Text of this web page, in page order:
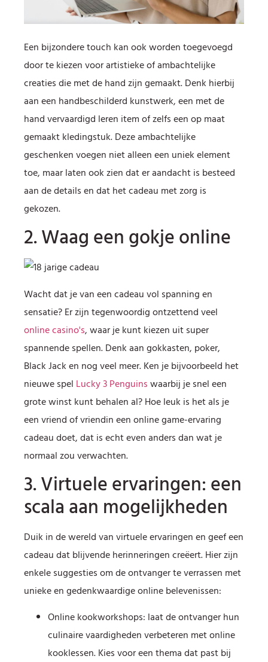
Een bijzondere touch kan ook worden toegevoegd
door te kiezen voor artistieke of ambachtelijke
creaties die met de hand zijn gemaakt. Denk hierbij
aan een handbeschilderd kunstwerk, een met de
hand vervaardigd leren item of zelfs een op maat
gemaakt kledingstuk. Deze ambachtelijke
geschenken voegen niet alleen een uniek element
toe, maar laten ook zien dat er aandacht is besteed
aan de details en dat het cadeau met zorg is
gekozen.
2. Waag een gokje online
Wacht dat je van een cadeau vol spanning en
sensatie? Er zijn tegenwoordig ontzettend veel
online casino's, waar je kunt kiezen uit super
spannende spellen. Denk aan gokkasten, poker,
Black Jack en nog veel meer. Ken je bijvoorbeeld het
nieuwe spel Lucky 3 Penguinswaarbij je snel een
grote winst kunt behalen al? Hoe leuk is het als je
een vriend of vriendin een online game-ervaring
cadeau doet, dat is echt even anders dan wat je
normaal zou verwachten.
3. Virtuele ervaringen: een
scala aan mogelijkheden
Duik in de wereld van virtuele ervaringen en geef een
cadeau dat blijvende herinneringen creëert. Hier zijn
enkele suggesties om de ontvanger te verrassen met
unieke en gedenkwaardige online belevenissen:
Online kookworkshops: laat de ontvanger hun
culinaire vaardigheden verbeteren met online
kooklessen. Kies voor een thema dat past bij